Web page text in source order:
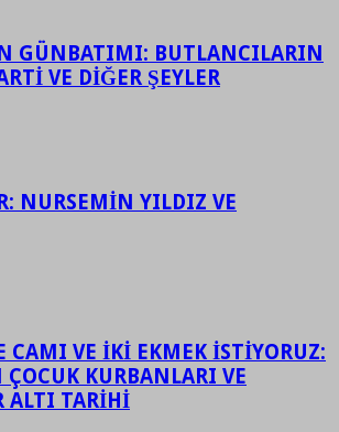
GÜNBATIMI: BUTLANCILARIN
VE DİĞER ŞEYLER
NURSEMİN YILDIZ VE
CAMI VE İKİ EKMEK İSTİYORUZ:
KURBANLARI VE
ALTI TARİHİ